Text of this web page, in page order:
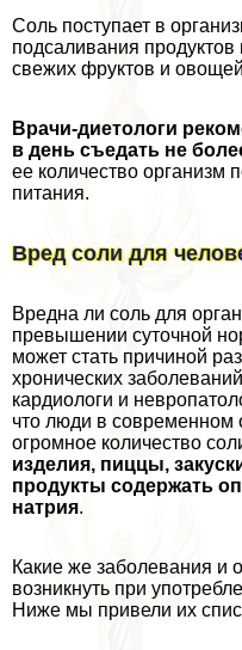
Соль поступает в
подсаливания
свежих фруктов и
Врачи-диетологи
в день съедать не
ее количество организм
питания.
Вред соли для
Вредна ли соль для
превышении суточной
может стать причиной
хронических
кардиологи и
что люди в современном
огромное количество
изделия, пиццы,
продукты содержать
натрия.
Какие же заболевания и
возникнуть при
Ниже мы привели их